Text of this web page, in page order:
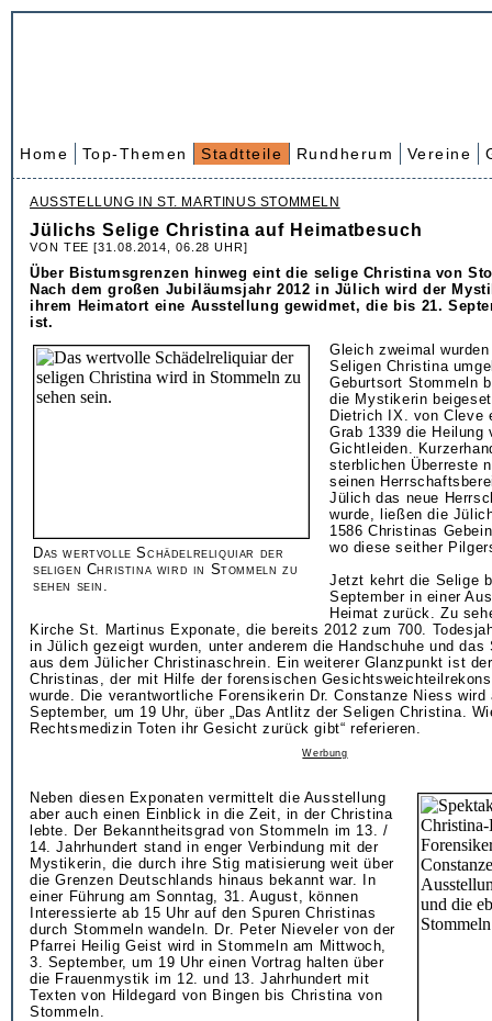
Home Top-Themen Stadtteile Rundherum Vereine
AUSSTELLUNG IN ST. MARTINUS STOMMELN
Jülichs Selige Christina auf Heimatbesuch
VON TEE [31.08.2014, 06.28 UHR]
Über Bistumsgrenzen hinweg eint die selige Christina von
Nach dem großen Jubiläumsjahr 2012 in Jülich wird der
ihrem Heimatort eine Ausstellung gewidmet, die bis 21.
ist.
Das wertvolle Schädelreliquiar der
seligen Christina wird in Stommeln zu
sehen sein.
Gleich zweimal
Seligen Christina
Geburtsort Stommeln
die Mystikerin
Dietrich IX. von Cleve
Grab 1339 die Heilung
Gichtleiden.
sterblichen Überreste
seinen
Jülich das neue
wurde, ließen die
1586 Christinas
wo diese seither
Jetzt kehrt die Selige
September in einer
Heimat zurück. Zu
Kirche St. Martinus Exponate, die bereits 2012 zum 700.
in Jülich gezeigt wurden, unter anderem die Handschuhe und das
aus dem Jülicher Christinaschrein. Ein weiterer Glanzpunkt ist
Christinas, der mit Hilfe der forensischen
wurde. Die verantwortliche Forensikerin Dr. Constanze Niess
September, um 19 Uhr, über „Das Antlitz der Seligen Christina.
Rechtsmedizin Toten ihr Gesicht zurück gibt“ referieren.
Werbung
Neben diesen Exponaten vermittelt die Ausstellung
aber auch einen Einblick in die Zeit, in der Christina
lebte. Der Bekanntheitsgrad von Stommeln im 13. /
14. Jahrhundert stand in enger Verbindung mit der
Mystikerin, die durch ihre Stig matisierung weit über
die Grenzen Deutschlands hinaus bekannt war. In
einer Führung am Sonntag, 31. August, können
Interessierte ab 15 Uhr auf den Spuren Christinas
durch Stommeln wandeln. Dr. Peter Nieveler von der
Pfarrei Heilig Geist wird in Stommeln am Mittwoch,
3. September, um 19 Uhr einen Vortrag halten über
die Frauenmystik im 12. und 13. Jahrhundert mit
Texten von Hildegard von Bingen bis Christina von
Stommeln.